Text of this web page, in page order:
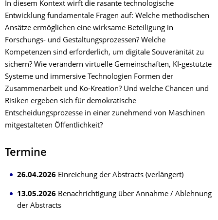
In diesem Kontext wirft die rasante technologische
Entwicklung fundamentale Fragen auf: Welche methodischen
Ansätze ermöglichen eine wirksame Beteiligung in
Forschungs- und Gestaltungsprozessen? Welche
Kompetenzen sind erforderlich, um digitale Souveränität zu
sichern? Wie verändern virtuelle Gemeinschaften, KI-gestützte
Systeme und immersive Technologien Formen der
Zusammenarbeit und Ko-Kreation? Und welche Chancen und
Risiken ergeben sich für demokratische
Entscheidungsprozesse in einer zunehmend von Maschinen
mitgestalteten Öffentlichkeit?
Termine
26.04.2026 Einreichung der Abstracts (verlängert)
13.05.2026 Benachrichtigung über Annahme / Ablehnung
der Abstracts